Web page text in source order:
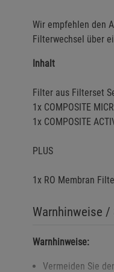
Wir empfehlen den
Filterwechsel über
Inhalt
Filter aus Filterset
1x COMPOSITE
1x COMPOSITE
PLUS
1x RO Membran
Warnhinweise
Warnhinweise:
Vermeiden Sie